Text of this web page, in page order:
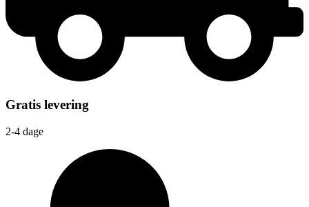
Gratis levering
2-4 dage